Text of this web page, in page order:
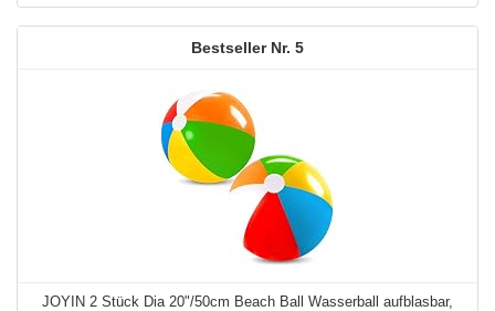
5
JOYIN 2 Stück Dia 20"/50cm Beach Ball Wasserball aufblasbar,